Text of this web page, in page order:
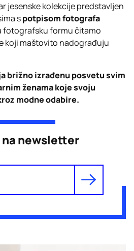
jesenske kolekcije predstavljen
spotpisom fotografa
fotografsku formu čitamo
koji maštovito nadograđuju
brižno izrađenu posvetu svim
ženama koje svoju
modne odabire.
newsletter